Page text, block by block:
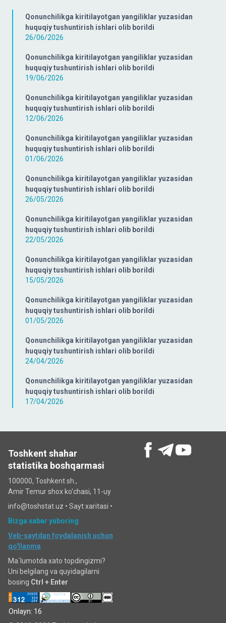
Qonunchilikga kiritilayotgan yangiliklar yuzasidan
huquqiy tushuntirish ishlari olib borildi
26/06/2026
Qonunchilikga kiritilayotgan yangiliklar yuzasidan
huquqiy tushuntirish ishlari olib borildi
19/06/2026
Qonunchilikga kiritilayotgan yangiliklar yuzasidan
huquqiy tushuntirish ishlari olib borildi
12/06/2026
Qonunchilikga kiritilayotgan yangiliklar yuzasidan
huquqiy tushuntirish ishlari olib borildi
01/06/2026
Qonunchilikga kiritilayotgan yangiliklar yuzasidan
huquqiy tushuntirish ishlari olib borildi
26/05/2026
Qonunchilikga kiritilayotgan yangiliklar yuzasidan
huquqiy tushuntirish ishlari olib borildi
22/05/2026
Qonunchilikga kiritilayotgan yangiliklar yuzasidan
huquqiy tushuntirish ishlari olib borildi
15/05/2026
Qonunchilikga kiritilayotgan yangiliklar yuzasidan
huquqiy tushuntirish ishlari olib borildi
01/05/2026
Qonunchilikga kiritilayotgan yangiliklar yuzasidan
huquqiy tushuntirish ishlari olib borildi
24/04/2026
Qonunchilikga kiritilayotgan yangiliklar yuzasidan
huquqiy tushuntirish ishlari olib borildi
17/04/2026
Toshkent shahar
statistika boshqarmasi
100000, Toshkent sh.,
Amir Temur shox ko'chasi, 11-uy
info@toshstat.uz • Sayt xaritasi •
Bizga xabar yuboring
Veb-saytdan foydalanish uchun
qo'llanma
Ma`lumotda xato topdingizmi?
Uni belgilang va quyidagilarni
bosing Ctrl + Enter
Onlayn: 16